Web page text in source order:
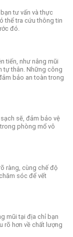
tư vấn và thực
thể tra cứu thông tin
đó.
tiến, như nâng mũi
tự thân. Những công
bảo an toàn trong
sẽ, đảm bảo vệ
phòng mổ vô
ràng, cùng chế độ
sóc để vết
mũi tại địa chỉ bạn
rõ hơn về chất lượng